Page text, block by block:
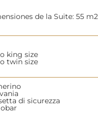
de la Suite: 55 m2
king size
twin size
di sicurezza